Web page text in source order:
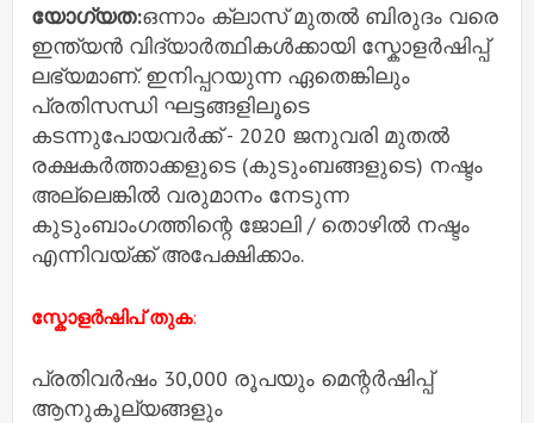
യോഗ്യത:ഒന്നാം ക്ലാസ് മുതൽ ബിരുദം വരെ
ഇന്ത്യൻ വിദ്യാർത്ഥികൾക്കായി സ്കോളർഷിപ്പ്
ലഭ്യമാണ്. ഇനിപ്പറയുന്ന ഏതെങ്കിലും
പ്രതിസന്ധി ഘട്ടങ്ങളിലൂടെ
കടന്നുപോയവർക്ക് - 2020 ജനുവരി മുതൽ
രക്ഷകർത്താക്കളുടെ (കുടുംബങ്ങളുടെ) നഷ്ടം
അല്ലെങ്കിൽ വരുമാനം നേടുന്ന
കുടുംബാംഗത്തിന്റെ ജോലി / തൊഴിൽ നഷ്ടം
എന്നിവയ്ക്ക് അപേക്ഷിക്കാം.
സ്കോളർഷിപ് തുക:
പ്രതിവർഷം 30,000 രൂപയും മെന്റർഷിപ്പ്
ആനുകൂല്യങ്ങളും